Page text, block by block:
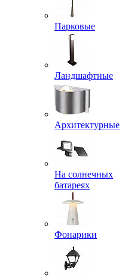
Парковые
Ландшафтные
Архитектурные
На солнечных
батареях
Фонарики